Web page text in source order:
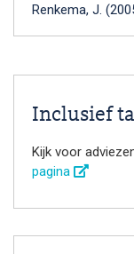
Renkema, J.
Inclusief
Kijk voor
pagina